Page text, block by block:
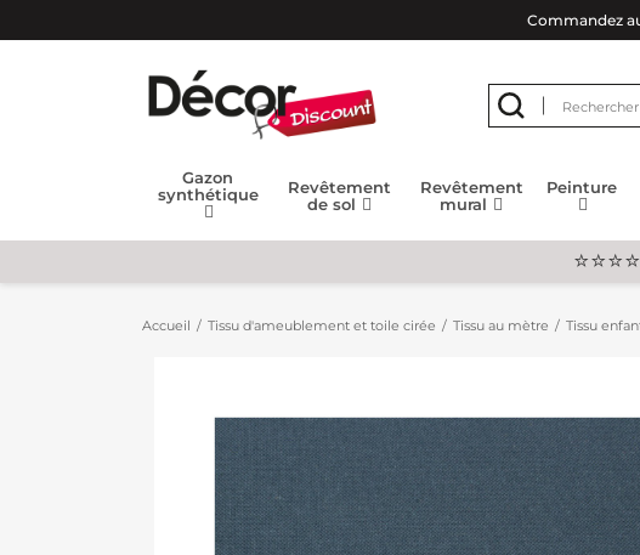
Commandez
Gazon
synthétique
Revêtement
de sol
Revêtement
mural
Peinture
Accueil Tissu d'ameublement et toile cirée Tissu au mètre Tissu